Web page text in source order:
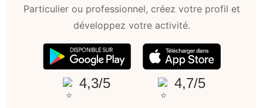
Particulier ou professionnel, créez votre profil et
développez votre activité.
4,3/5 4,7/5